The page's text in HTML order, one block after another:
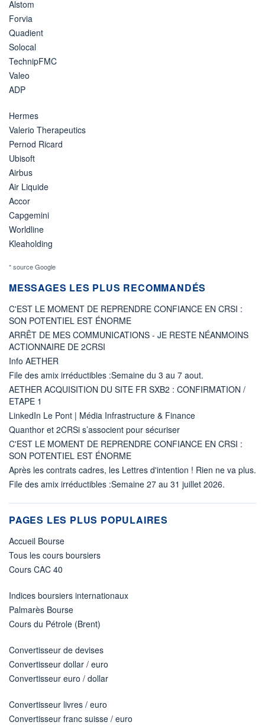
Alstom
Forvia
Quadient
Solocal
TechnipFMC
Valeo
ADP
Hermes
Valerio Therapeutics
Pernod Ricard
Ubisoft
Airbus
Air Liquide
Accor
Capgemini
Worldline
Kleaholding
* source Google
MESSAGES LES PLUS RECOMMANDÉS
C'EST LE MOMENT DE REPRENDRE CONFIANCE EN CRSI :
SON POTENTIEL EST ÉNORME
ARRÊT DE MES COMMUNICATIONS - JE RESTE NÉANMOINS
ACTIONNAIRE DE 2CRSI
Info AETHER
File des amix irréductibles :Semaine du 3 au 7 aout.
AETHER ACQUISITION DU SITE FR SXB2 : CONFIRMATION /
ETAPE 1
LinkedIn Le Pont | Média Infrastructure & Finance
Quanthor et 2CRSi s’associent pour sécuriser
C'EST LE MOMENT DE REPRENDRE CONFIANCE EN CRSI :
SON POTENTIEL EST ÉNORME
Après les contrats cadres, les Lettres d'intention ! Rien ne va plus.
File des amix irréductibles :Semaine 27 au 31 juillet 2026.
PAGES LES PLUS POPULAIRES
Accueil Bourse
Tous les cours boursiers
Cours CAC 40
Indices boursiers internationaux
Palmarès Bourse
Cours du Pétrole (Brent)
Convertisseur de devises
Convertisseur dollar / euro
Convertisseur euro / dollar
Convertisseur livres / euro
Convertisseur franc suisse / euro